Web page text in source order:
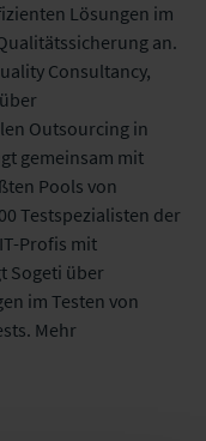
Lösungen im
an.
Consultancy,
Outsourcing in
gemeinsam mit
Pools von
Testspezialisten der
Profis mit
Sogeti über
im Testen von
Mehr